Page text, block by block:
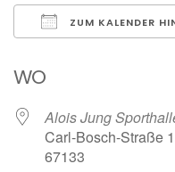
ZUM KALENDER
WO
Alois Jung
Carl-Bosch-Straße
67133